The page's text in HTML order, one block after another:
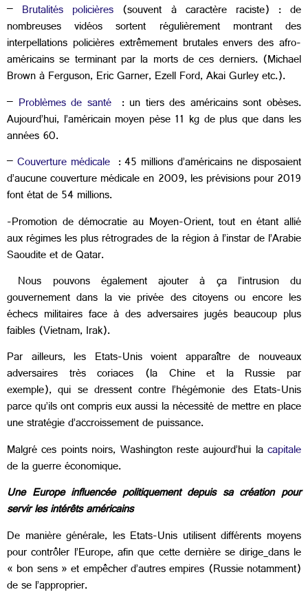
– Brutalités policières (souvent à caractère raciste) : de
nombreuses vidéos sortent régulièrement montrant des
interpellations policières extrêmement brutales envers des afro-
américains se terminant par la morts de ces derniers. (Michael
Brown à Ferguson, Eric Garner, Ezell Ford, Akai Gurley etc.).
– Problèmes de santé : un tiers des américains sont obèses.
Aujourd’hui, l’américain moyen pèse 11 kg de plus que dans les
années 60.
–Couverture médicale : 45 millions d’américains ne disposaient
d’aucune couverture médicale en 2009, les prévisions pour 2019
font état de 54 millions.
-Promotion de démocratie au Moyen-Orient, tout en étant allié
aux régimes les plus rétrogrades de la région à l’instar de l’Arabie
Saoudite et de Qatar.
Nous pouvons également ajouter à ça l’intrusion du
gouvernement dans la vie privée des citoyens ou encore les
échecs militaires face à des adversaires jugés beaucoup plus
faibles (Vietnam, Irak).
Par ailleurs, les Etats-Unis voient apparaître de nouveaux
adversaires très coriaces (la Chine et la Russie par
exemple), qui se dressent contre l’hégémonie des Etats-Unis
parce qu’ils ont compris eux aussi la nécessité de mettre en place
une stratégie d’accroissement de puissance.
Malgré ces points noirs, Washington reste aujourd’hui lacapitale
de la guerre économique.
Une Europe influencée politiquement depuis sa création pour
servir les intérêts américains
De manière générale, les Etats-Unis utilisent différents moyens
pour contrôler l’Europe, afin que cette dernière se dirige dans le
« bon sens » et empêcher d’autres empires (Russie notamment)
de se l’approprier.